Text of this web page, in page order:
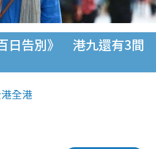
日告別》 港九還有3間
全港